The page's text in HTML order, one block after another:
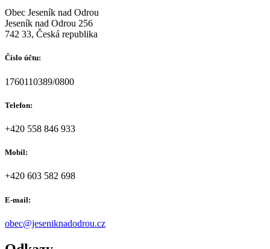
Obec Jeseník nad Odrou
Jeseník nad Odrou 256
742 33, Česká republika
Číslo účtu:
1760110389/0800
Telefon:
+420 558 846 933
Mobil:
+420 603 582 698
E-mail:
obec@jeseniknadodrou.cz